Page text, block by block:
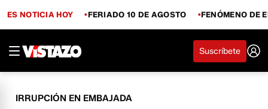
ES NOTICIA HOY FERIADO 10 DE AGOSTO FENÓMENO DE
Suscríbete
IRRUPCIÓN EN EMBAJADA